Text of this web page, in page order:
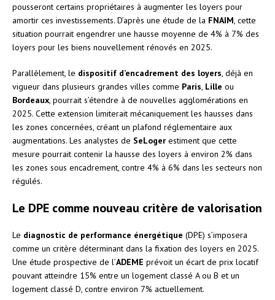
pousseront certains propriétaires à augmenter les loyers pour
amortir ces investissements. D’après une étude de la FNAIM , cette
situation pourrait engendrer une hausse moyenne de 4% à 7% des
loyers pour les biens nouvellement rénovés en 2025.
Parallèlement, le dispositif d’encadrement des loyers , déjà en
vigueur dans plusieurs grandes villes comme Paris Lille ou
Bordeaux , pourrait s’étendre à de nouvelles agglomérations en
2025. Cette extension limiterait mécaniquement les hausses dans
les zones concernées, créant un plafond réglementaire aux
augmentations. Les analystes de SeLoger estiment que cette
mesure pourrait contenir la hausse des loyers à environ 2% dans
les zones sous encadrement, contre 4% à 6% dans les secteurs non
régulés.
Le DPE comme nouveau critère de valorisation
Le diagnostic de performance énergétique (DPE) s’imposera
comme un critère déterminant dans la fixation des loyers en 2025.
Une étude prospective de l’ADEME prévoit un écart de prix locatif
pouvant atteindre 15% entre un logement classé A ou B et un
logement classé D, contre environ 7% actuellement.